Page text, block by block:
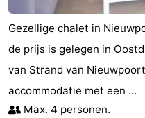
Zien
doen
Bezienswaardigheden
-
Musea
-
Gezellige chalet in
de prijs is gelegen in
van Strand van
accommodatie met een ...
Max. 4 personen.